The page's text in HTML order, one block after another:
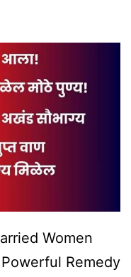
Special
&
Women
Remedy